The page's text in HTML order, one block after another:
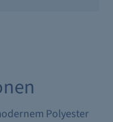
Polyester